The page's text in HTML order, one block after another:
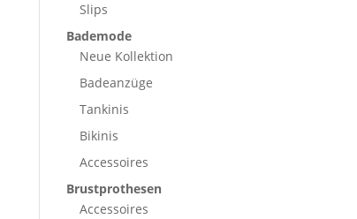
Slips
Bademode
Neue Kollektion
Badeanzüge
Tankinis
Bikinis
Accessoires
Brustprothesen
Accessoires